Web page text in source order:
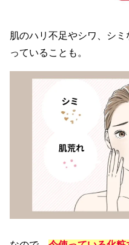
肌のハリ不足やシワ、シミ
っていることも。